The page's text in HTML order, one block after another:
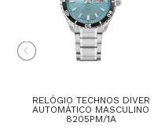
RELÓGIO TECHNOS DIVER
AUTOMÁTICO MASCULINO
8205PM/1A